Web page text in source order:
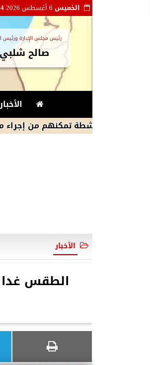
الخميس
رئيس مجلس الإدارة ورئيس
صالح شلبي
الأخبار
الطقس غدا